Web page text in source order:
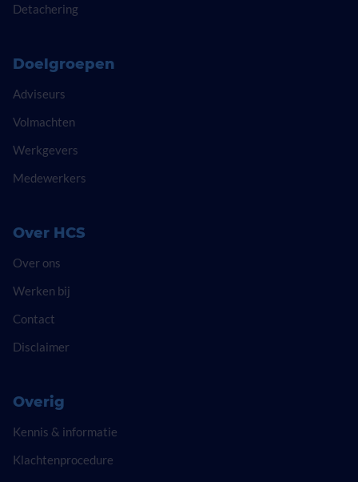
Detachering
Doelgroepen
Adviseurs
Volmachten
Werkgevers
Medewerkers
Over HCS
Over ons
Werken bij
Contact
Disclaimer
Overig
Kennis & informatie
Klachtenprocedure